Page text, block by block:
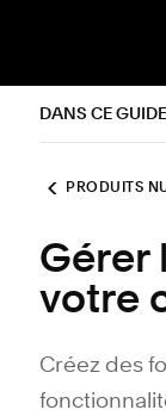
DANS CE GUIDE
PRODUITS
Gérer
votre
Créez des